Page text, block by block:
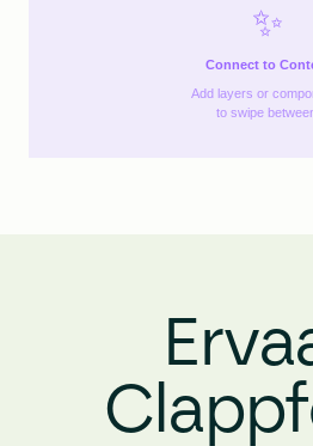
✨
Connect to
Add layers or
to swipe